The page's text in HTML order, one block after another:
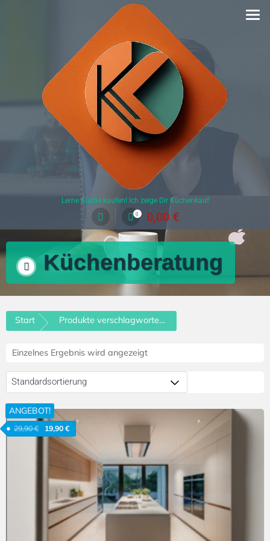
Lerne Küche kaufen! Ich zeige Dir Küchenkauf
0 0,00 €
Küchenberatung
Start Produkte verschlagwortet mit „Küchenberatung“
Einzelnes Ergebnis wird angezeigt
ANGEBOT!
29,90€ 19,90 €